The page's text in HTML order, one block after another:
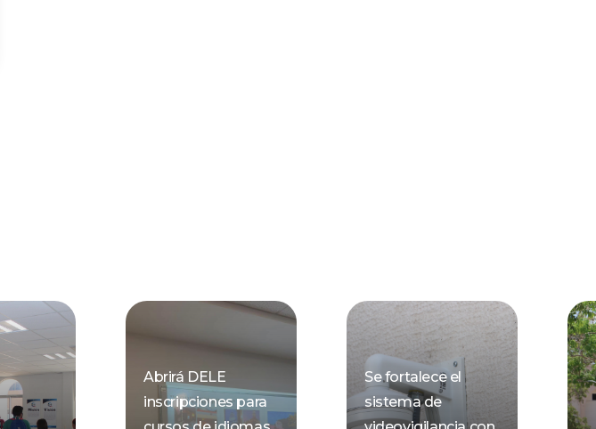
Abrirá DELE
inscripciones para
Se fortalece el
sistema de